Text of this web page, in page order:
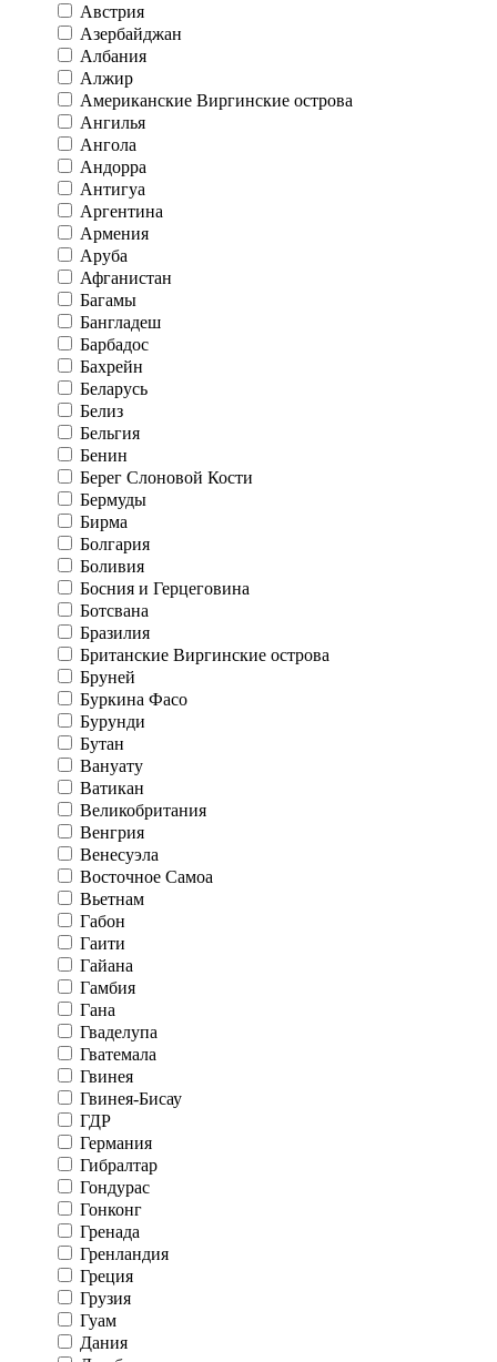
Австрия
Азербайджан
Албания
Алжир
Американские Виргинские острова
Ангилья
Ангола
Андорра
Антигуа
Аргентина
Армения
Аруба
Афганистан
Багамы
Бангладеш
Барбадос
Бахрейн
Беларусь
Белиз
Бельгия
Бенин
Берег Слоновой Кости
Бермуды
Бирма
Болгария
Боливия
Босния и Герцеговина
Ботсвана
Бразилия
Британские Виргинские острова
Бруней
Буркина Фасо
Бурунди
Бутан
Вануату
Ватикан
Великобритания
Венгрия
Венесуэла
Восточное Самоа
Вьетнам
Габон
Гаити
Гайана
Гамбия
Гана
Гваделупа
Гватемала
Гвинея
Гвинея-Бисау
ГДР
Германия
Гибралтар
Гондурас
Гонконг
Гренада
Гренландия
Греция
Грузия
Гуам
Дания